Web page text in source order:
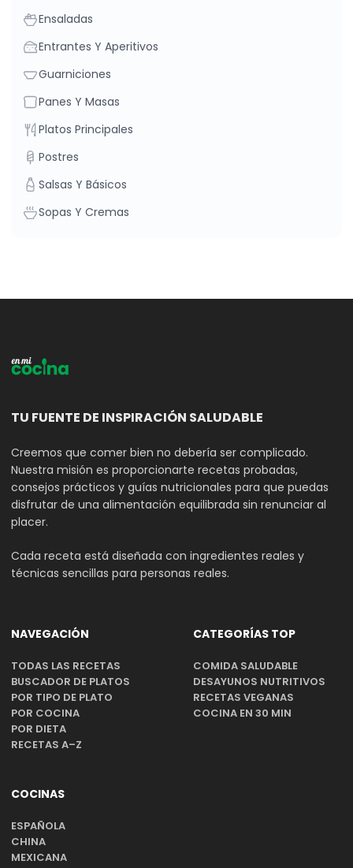
Ensaladas
Entrantes Y Aperitivos
Guarniciones
Panes Y Masas
Platos Principales
Postres
Salsas Y Básicos
Sopas Y Cremas
TU FUENTE DE INSPIRACIÓN SALUDABLE
Creemos que comer bien no debería ser complicado.
Nuestra misión es proporcionarte recetas probadas,
consejos prácticos y guías nutricionales para que puedas
disfrutar de una alimentación equilibrada sin renunciar al
placer.
Cada receta está diseñada con ingredientes reales y
técnicas sencillas para personas reales.
NAVEGACIÓN
TODAS LAS RECETAS
BUSCADOR DE PLATOS
POR TIPO DE PLATO
POR COCINA
POR DIETA
RECETAS A–Z
CATEGORÍAS TOP
COMIDA SALUDABLE
DESAYUNOS NUTRITIVOS
RECETAS VEGANAS
COCINA EN 30 MIN
COCINAS
ESPAÑOLA
CHINA
MEXICANA